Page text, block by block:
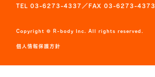
TEL 03-6273-4337／FAX 03-6273-4373
Copyright © R-body Inc. All rights reserved.
個人情報保護方針